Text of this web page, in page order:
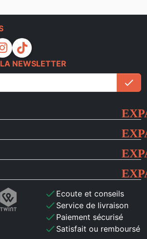
tiktok
NEWSLETTER
check
check Ecoute et conseils
check Service de livraison
check Paiement sécurisé
check Satisfait ou remboursé